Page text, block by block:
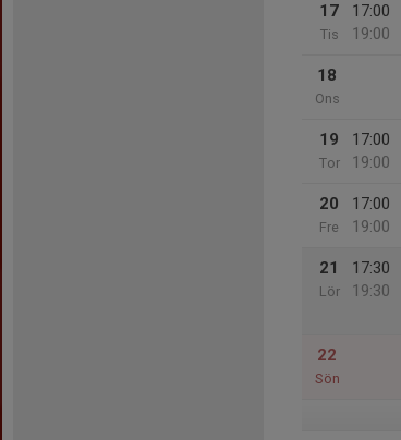
17
Tis
17:00
19:00
18
Ons
19
Tor
17:00
19:00
20
Fre
17:00
19:00
21
Lör
17:30
19:30
22
Sön